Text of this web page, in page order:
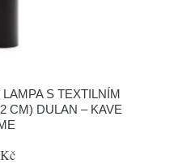
S TEXTILNÍM
CM) DULAN – KAVE